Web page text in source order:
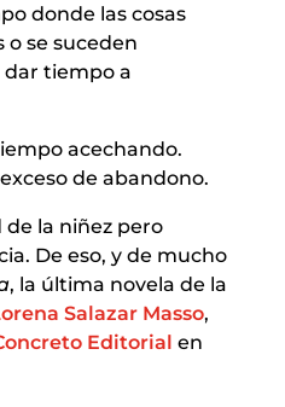
donde las cosas
se suceden
dar tiempo a
acechando.
de abandono.
la niñez pero
De eso, y de mucho
, la última novela de la
Salazar Masso,
Editorial en